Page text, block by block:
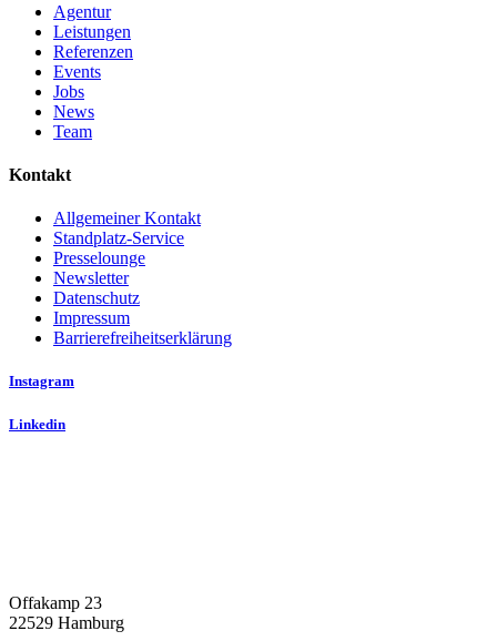
Agentur
Leistungen
Referenzen
Events
Jobs
News
Team
Kontakt
Allgemeiner Kontakt
Standplatz-Service
Presselounge
Newsletter
Datenschutz
Impressum
Barrierefreiheitserklärung
Instagram
Linkedin
Offakamp 23
22529 Hamburg